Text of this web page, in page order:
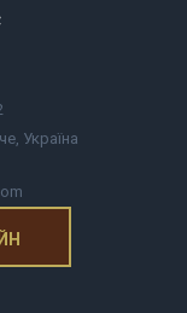
Україна